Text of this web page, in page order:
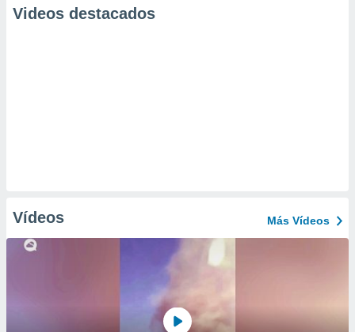
Videos destacados
Vídeos Más Vídeos